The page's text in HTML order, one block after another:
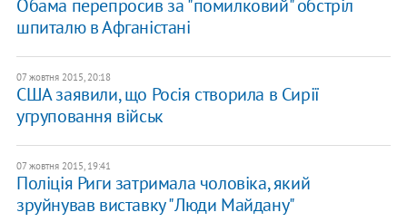
Обама перепросив за "помилковий" обстріл
шпиталю в Афганістані
07 жовтня 2015, 20:18
США заявили, що Росія створила в Сирії
угруповання військ
07 жовтня 2015, 19:41
Поліція Риги затримала чоловіка, який
зруйнував виставку "Люди Майдану"